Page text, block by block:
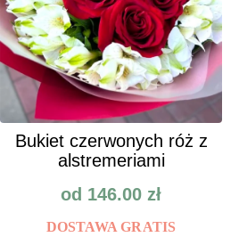
Bukiet czerwonych róż z
alstremeriami
od 146.00 zł
DOSTAWA GRATIS